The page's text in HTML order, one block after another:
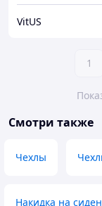
VitUS
1
Смотри также
Чехлы
Накидка на